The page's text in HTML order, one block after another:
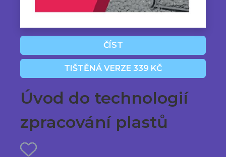
ČÍST
TIŠTĚNÁ VERZE 339 KČ
Úvod do technologií
zpracování plastů